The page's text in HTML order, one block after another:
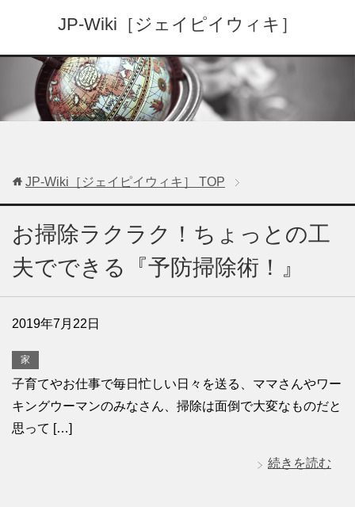
JP-Wiki［ジェイピイウィキ］
JP-Wiki［ジェイピイウィキ］ TOP
お掃除ラクラク！ちょっとの工
夫でできる『予防掃除術！』
2019年7月22日
家
子育てやお仕事で毎日忙しい日々を送る、ママさんやワー
キングウーマンのみなさん、掃除は面倒で大変なものだと
思って […]
続きを読む